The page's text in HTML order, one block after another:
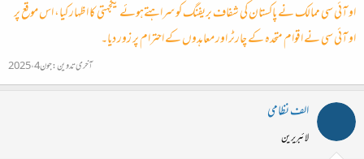
او آئی سی ممالک نے پاکستان کی شفاف بریفنگ کو سراہتےہوئے یکجہتی کا اظہار کیا، اس موقع پر
او آئی سی نے اقوام متحدہ کے چارٹر اور معاہدوں کے احترام پر زور دیا۔
آخری تدوین:جون 4، 2025
الف نظامی
لائبریرین